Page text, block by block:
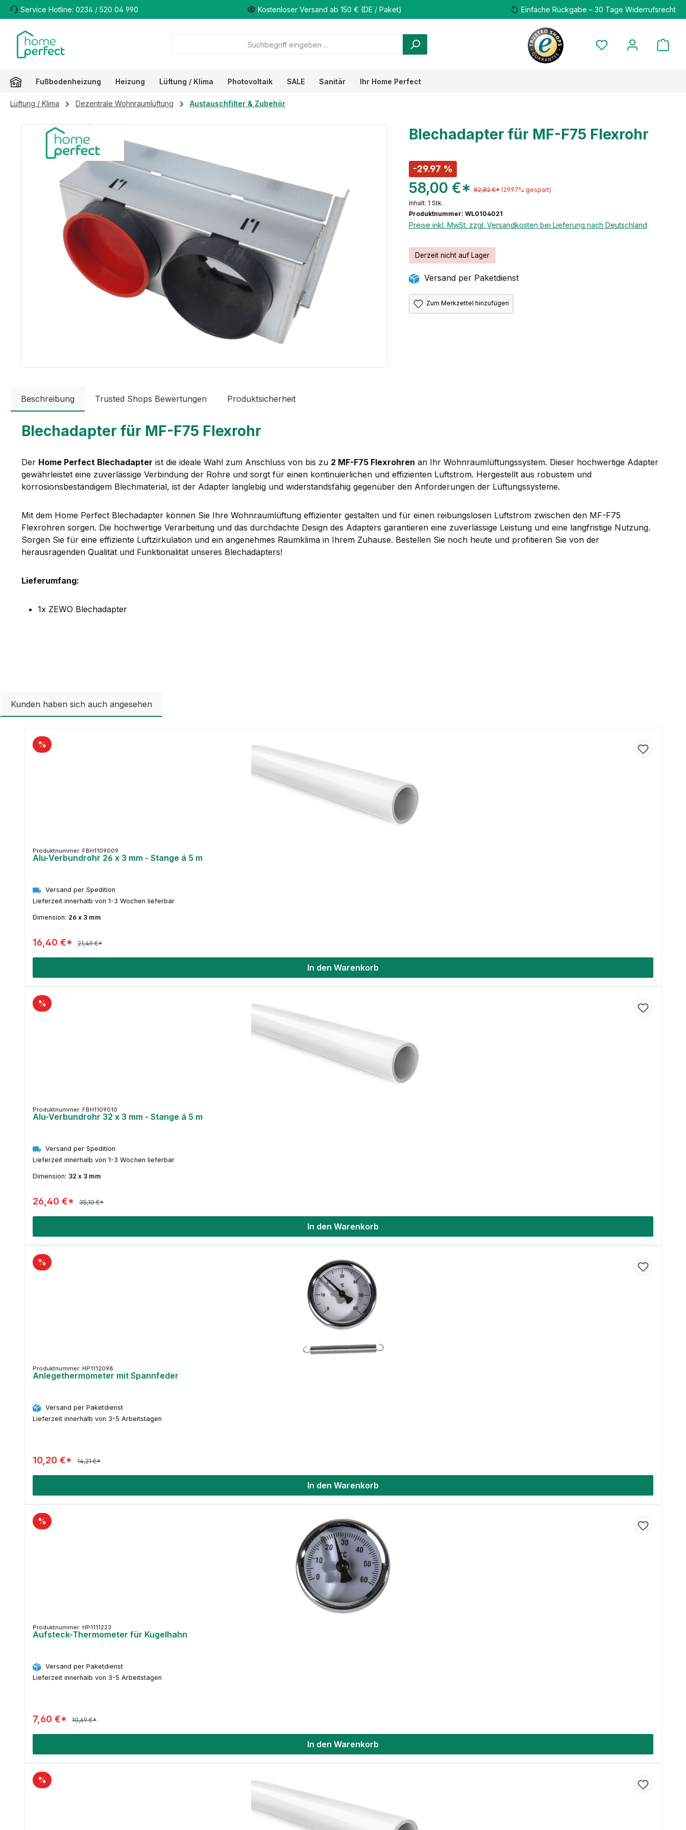
Hauptinhalt springen
Zur Suche springen
Zur Hauptnavigation springen
Service Hotline: 0234 / 520 04 990 Kostenloser Versand ab 150 € (DE / Paket) Einfache Rückgabe – 30 Tage Widerrufsrecht
Fußbodenheizung Heizung Lüftung / Klima Photovoltaik SALE Sanitär Ihr Home Perfect
Lüftung / Klima Dezentrale Wohnraumlüftung Austauschfilter & Zubehör
Bildergalerie überspringen Blechadapter für MF-F75 Flexrohr
-29.97 %
58,00 €* 82,82 €* (29.97% gespart)
Inhalt: 1 Stk.
Produktnummer: WL0104021
Preise inkl. MwSt. zzgl. Versandkosten bei Lieferung nach Deutschland
Derzeit nicht auf Lager
Versand per Paketdienst
Zum Merkzettel hinzufügen
Beschreibung Trusted Shops Bewertungen Produktsicherheit
Blechadapter für MF-F75 Flexrohr
Der Home Perfect Blechadapter ist die ideale Wahl zum Anschluss von bis zu 2 MF-F75 Flexrohren an Ihr Wohnraumlüftungssystem. Dieser hochwertige Adapter
gewährleistet eine zuverlässige Verbindung der Rohre und sorgt für einen kontinuierlichen und effizienten Luftstrom. Hergestellt aus robustem und
korrosionsbeständigem Blechmaterial, ist der Adapter langlebig und widerstandsfähig gegenüber den Anforderungen der Lüftungssysteme.
Mit dem Home Perfect Blechadapter können Sie Ihre Wohnraumlüftung effizienter gestalten und für einen reibungslosen Luftstrom zwischen den MF-F75
Flexrohren sorgen. Die hochwertige Verarbeitung und das durchdachte Design des Adapters garantieren eine zuverlässige Leistung und eine langfristige Nutzung.
Sorgen Sie für eine effiziente Luftzirkulation und ein angenehmes Raumklima in Ihrem Zuhause. Bestellen Sie noch heute und profitieren Sie von der
herausragenden Qualität und Funktionalität unseres Blechadapters!
Lieferumfang:
1x ZEWO Blechadapter
Kunden haben sich auch angesehen
%
Produktnummer: FBH1109009
Alu-Verbundrohr 26 x 3 mm - Stange á 5 m
Versand per Spedition
Lieferzeit innerhalb von 1-3 Wochen lieferbar
Dimension: 26 x 3 mm
16,40 €* 21,49 €*
In den Warenkorb
%
Produktnummer: FBH1109010
Alu-Verbundrohr 32 x 3 mm - Stange á 5 m
Versand per Spedition
Lieferzeit innerhalb von 1-3 Wochen lieferbar
Dimension: 32 x 3 mm
26,40 €* 35,10 €*
In den Warenkorb
%
Produktnummer: HP1112098
Anlegethermometer mit Spannfeder
Versand per Paketdienst
Lieferzeit innerhalb von 3-5 Arbeitstagen
10,20 €* 14,21 €*
In den Warenkorb
%
Produktnummer: HP1111223
Aufsteck-Thermometer für Kugelhahn
Versand per Paketdienst
Lieferzeit innerhalb von 3-5 Arbeitstagen
7,60 €* 10,69 €*
In den Warenkorb
%